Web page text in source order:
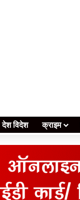
देश विदेश क्राइम